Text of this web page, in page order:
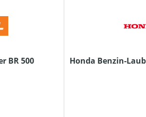
BR 500 Honda Benzin-